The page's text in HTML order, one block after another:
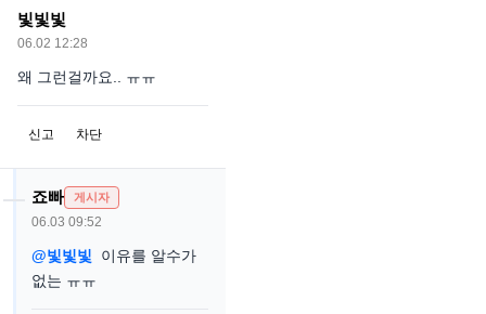
빛빛빛
06.02 12:28
왜 그런걸까요.. ㅠㅠ
신고 차단
죠빠 게시자
06.03 09:52
@빛빛빛 이유를 알수가
없는 ㅠㅠ